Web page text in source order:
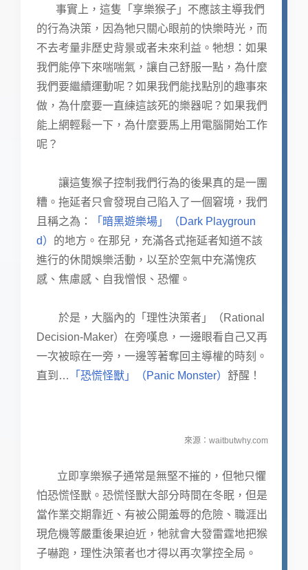
事實上，這隻「享樂猴子」不應該主導我們
的行為決策，因為牠只關心眼前的快樂時光，而
不去考量非歷史背景或者未來利益。牠想：如果
我們能停下來喘喘氣，讓自己舒服一點，為什麼
我們要繼續運動呢？如果我們能找點別的趣事來
做，為什麼要一直練這該死的樂器呢？如果我們
能上網輕鬆一下，為什麼要馬上用電腦開始工作
呢？
讓這隻猴子控制我們行為的後果真的是一團
糟。拖延者只會發現自己陷入了一個窘境，我們
且稱之為：
「暗黑遊樂場」（Dark Playgroun
d） 的地方。在那兒，充滿各式拖延者知道不該
進行的休閒娛樂活動，以至於空氣中充滿愧疚
感、焦慮感、自我憎恨、恐懼。
於是，大腦內的「理性決策者」（Rational
Decision-Maker）在旁嘆息，一邊眼看自己又再
一次被晾在一旁，一邊等著奪回主導權的時刻。
直到…
「恐慌怪獸」（Panic Monster） 舒醒！
來源：waitbutwhy.com
立即享樂猴子通常是無堅不摧的，但牠只懼
怕恐慌怪獸。恐慌怪獸大部分時間在冬眠，但是
當作業交期靠近、有被公開羞辱的危險、職涯出
現危機等嚴重後果迫近，牠就會大發雷霆地把猴
子嚇跑，理性決策者也才得以再次掌控全局。